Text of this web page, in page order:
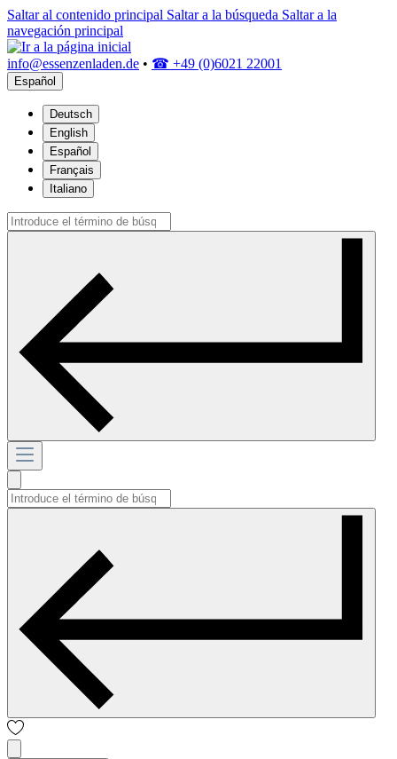
Saltar al contenido principal Saltar a la búsqueda Saltar a la
navegación principal
info@essenzenladen.de • ☎ +49 (0)6021 22001
Español
Deutsch
English
Español
Français
Italiano